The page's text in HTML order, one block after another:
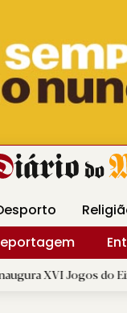
Gráfica DM
do Eixo Atlântico